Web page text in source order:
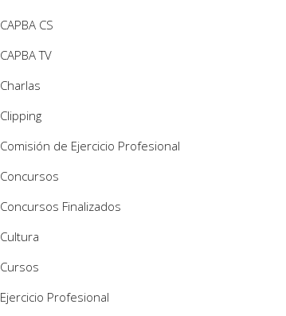
CAPBA CS
CAPBA TV
Charlas
Clipping
Comisión de Ejercicio Profesional
Concursos
Concursos Finalizados
Cultura
Cursos
Ejercicio Profesional